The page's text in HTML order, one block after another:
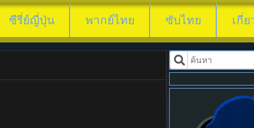
ซีรี่ย์ญี่ปุ่น พากย์ไทย ซับไทย เกี่ย